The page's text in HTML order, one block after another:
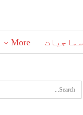
سماجیات More